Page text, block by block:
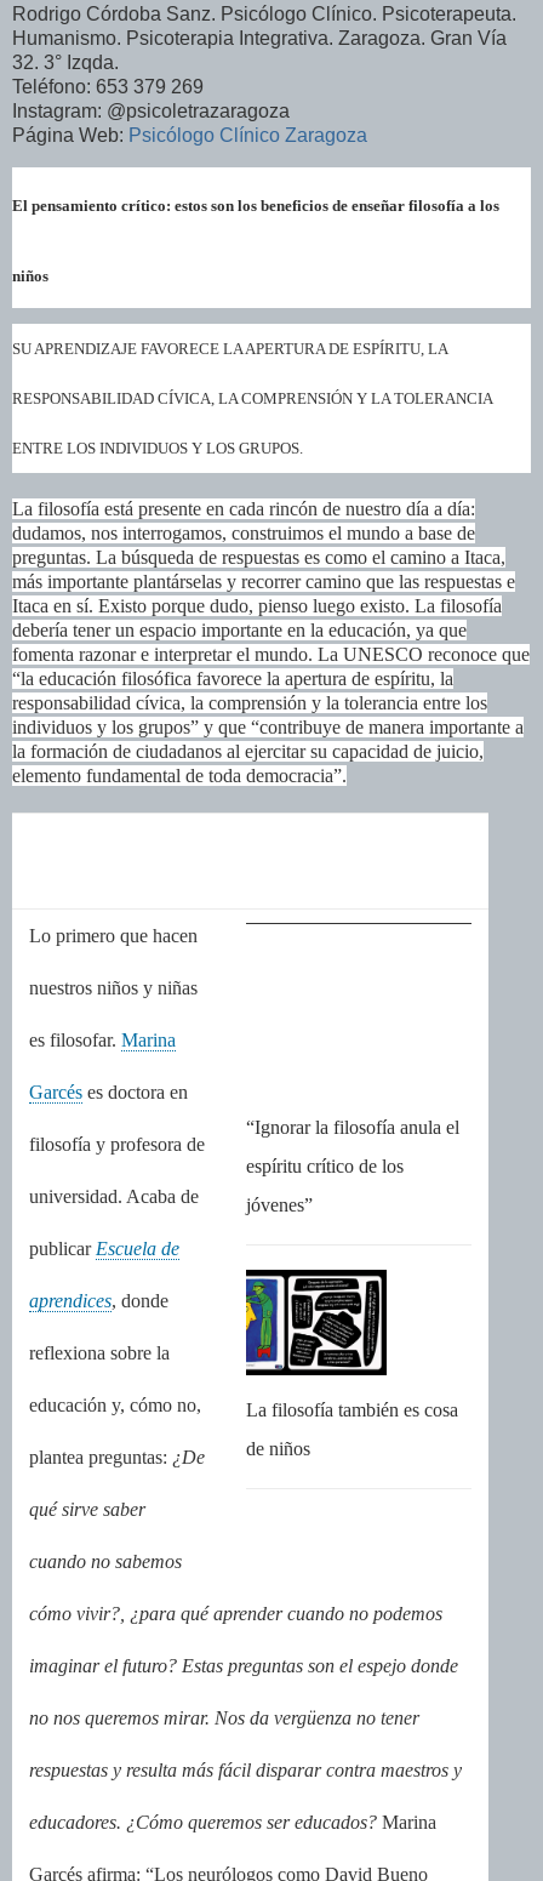
Rodrigo Córdoba Sanz. Psicólogo Clínico. Psicoterapeuta.
Humanismo. Psicoterapia Integrativa. Zaragoza. Gran Vía
32. 3° Izqda.
Teléfono: 653 379 269
Instagram: @psicoletrazaragoza
Página Web: Psicólogo Clínico Zaragoza
El pensamiento crítico: estos son los beneficios de enseñar filosofía a los
niños
SU APRENDIZAJE FAVORECE LA APERTURA DE ESPÍRITU, LA
RESPONSABILIDAD CÍVICA, LA COMPRENSIÓN Y LA TOLERANCIA
ENTRE LOS INDIVIDUOS Y LOS GRUPOS.
La filosofía está presente en cada rincón de nuestro día a día:
dudamos, nos interrogamos, construimos el mundo a base de
preguntas. La búsqueda de respuestas es como el camino a Itaca,
más importante plantárselas y recorrer camino que las respuestas e
Itaca en sí. Existo porque dudo, pienso luego existo. La filosofía
debería tener un espacio importante en la educación, ya que
fomenta razonar e interpretar el mundo. La UNESCO reconoce que
“la educación filosófica favorece la apertura de espíritu, la
responsabilidad cívica, la comprensión y la tolerancia entre los
individuos y los grupos” y que “contribuye de manera importante a
la formación de ciudadanos al ejercitar su capacidad de juicio,
elemento fundamental de toda democracia”.
“Ignorar la filosofía anula el
espíritu crítico de los
jóvenes”
La filosofía también es cosa
de niños
Lo primero que hacen
nuestros niños y niñas
es filosofar. Marina
Garcés es doctora en
filosofía y profesora de
universidad. Acaba de
publicar Escuela de
aprendices, donde
reflexiona sobre la
educación y, cómo no,
plantea preguntas: ¿De
qué sirve saber
cuando no sabemos
cómo vivir?, ¿para qué aprender cuando no podemos
imaginar el futuro? Estas preguntas son el espejo donde
no nos queremos mirar. Nos da vergüenza no tener
respuestas y resulta más fácil disparar contra maestros y
educadores. ¿Cómo queremos ser educados? Marina
Garcés afirma: “Los neurólogos como David Bueno